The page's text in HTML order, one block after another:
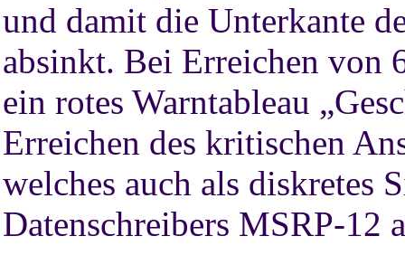
und damit die Unterkante
absinkt. Bei Erreichen von
ein rotes Warntableau
Erreichen des kritischen
welches auch als diskretes
Datenschreibers MSRP-12